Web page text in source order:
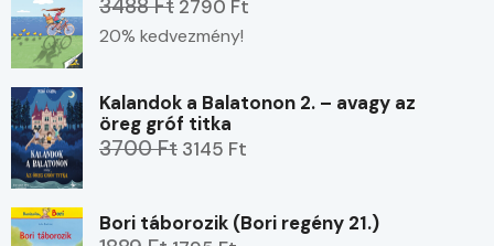
3488 Ft 2790 Ft
20% kedvezmény!
Kalandok a Balatonon 2. – avagy az
öreg gróf titka
3700 Ft 3145 Ft
Bori táborozik (Bori regény 21.)